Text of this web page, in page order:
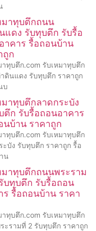
มาทุบตึกถนน
แดง รับทุบตึก รับรื้อ
าคาร รื้อถอนบ้าน
ถูก
าทุบตึก.com รับเหมาทุบตึก
ดินแดง รับทุบตึก ราคาถูก
บ
มาทุบตึกลาดกระบัง
ตึก รับรื้อถอนอาคาร
นบ้าน ราคาถูก
าทุบตึก.com รับเหมาทุบตึก
ะบัง รับทุบตึก ราคาถูก รื้อ
น
มาทุบตึกถนนพระราม
บทุบตึก รับรื้อถอน
ร รื้อถอนบ้าน ราคา
าทุบตึก.com รับเหมาทุบตึก
ะรามที่ 2 รับทุบตึก ราคาถูก